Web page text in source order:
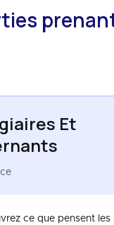
Et
ce que pensent les